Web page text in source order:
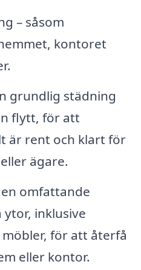
– såsom
kontoret
grundlig städning
flytt, för att
är rent och klart för
ägare.
omfattande
inklusive
för att återfå
eller kontor.